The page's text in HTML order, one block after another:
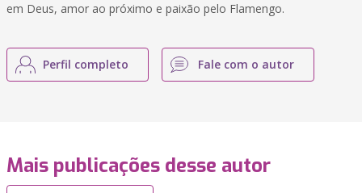
em Deus, amor ao próximo e paixão pelo Flamengo.
Perfil completo Fale com o autor
Mais publicações desse autor